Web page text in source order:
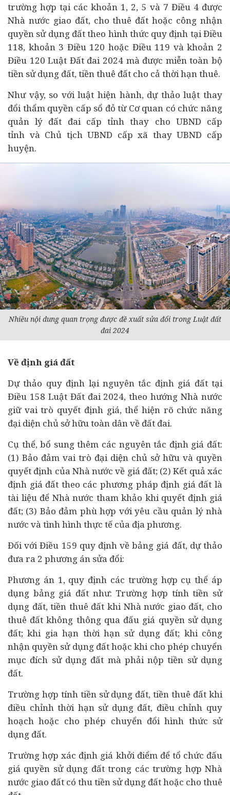
trường hợp tại các khoản 1, 2, 5 và 7 Điều 4 được
Nhà nước giao đất, cho thuê đất hoặc công nhận
quyền sử dụng đất theo hình thức quy định tại Điều
118, khoản 3 Điều 120 hoặc Điều 119 và khoản 2
Điều 120 Luật Đất đai 2024 mà được miễn toàn bộ
tiền sử dụng đất, tiền thuê đất cho cả thời hạn thuê.
Như vậy, so với luật hiện hành, dự thảo luật thay
đổi thẩm quyền cấp sổ đỏ từ Cơ quan có chức năng
quản lý đất đai cấp tỉnh thay cho UBND cấp
tỉnh và Chủ tịch UBND cấp xã thay UBND cấp
huyện.
Nhiều nội dung quan trọng được đề xuất sửa đổi trong Luật đất
đai 2024
Về định giá đất
Dự thảo quy định lại nguyên tắc định giá đất tại
Điều 158 Luật Đất đai 2024, theo hướng Nhà nước
giữ vai trò quyết định giá, thể hiện rõ chức năng
đại diện chủ sở hữu toàn dân về đất đai.
Cụ thể, bổ sung thêm các nguyên tắc định giá đất:
(1) Bảo đảm vai trò đại diện chủ sở hữu và quyền
quyết định của Nhà nước về giá đất; (2) Kết quả xác
định giá đất theo các phương pháp định giá đất là
tài liệu để Nhà nước tham khảo khi quyết định giá
đất; (3) Bảo đảm phù hợp với yêu cầu quản lý nhà
nước và tình hình thực tế của địa phương.
Đối với Điều 159 quy định về bảng giá đất, dự thảo
đưa ra 2 phương án sửa đổi:
Phương án 1, quy định các trường hợp cụ thể áp
dụng bảng giá đất như: Trường hợp tính tiền sử
dụng đất, tiền thuê đất khi Nhà nước giao đất, cho
thuê đất không thông qua đấu giá quyền sử dụng
đất; khi gia hạn thời hạn sử dụng đất; khi công
nhận quyền sử dụng đất hoặc khi cho phép chuyển
mục đích sử dụng đất mà phải nộp tiền sử dụng
đất.
Trường hợp tính tiền sử dụng đất, tiền thuê đất khi
điều chỉnh thời hạn sử dụng đất, điều chỉnh quy
hoạch hoặc cho phép chuyển đổi hình thức sử
dụng đất.
Trường hợp xác định giá khởi điểm để tổ chức đấu
giá quyền sử dụng đất trong các trường hợp Nhà
nước giao đất có thu tiền sử dụng đất hoặc cho thuê